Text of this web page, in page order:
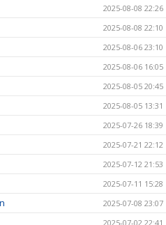
2025-08-08 22:26
2025-08-08 22:10
2025-08-06 23:10
2025-08-06 16:05
2025-08-05 20:45
2025-08-05 13:31
2025-07-26 18:39
2025-07-21 22:12
2025-07-12 21:53
2025-07-11 15:28
2025-07-08 23:07
2025-07-02 22:41